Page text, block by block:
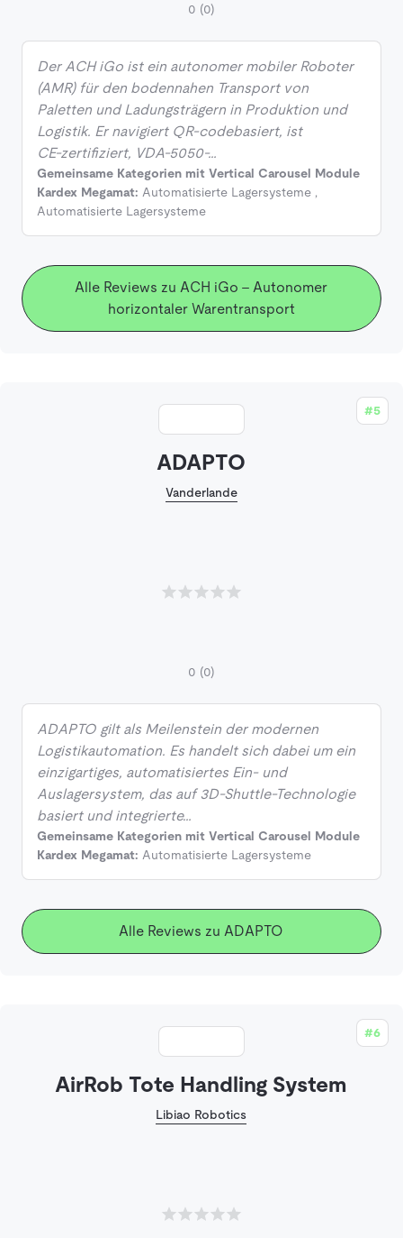
0 (0)
Der ACH iGo ist ein autonomer mobiler Roboter
(AMR) für den bodennahen Transport von
Paletten und Ladungsträgern in Produktion und
Logistik. Er navigiert QR‑codebasiert, ist
CE‑zertifiziert, VDA‑5050‑…
Gemeinsame Kategorien mit Vertical Carousel Module
Kardex Megamat: Automatisierte Lagersysteme ,
Automatisierte Lagersysteme
Alle Reviews zu ACH iGo - Autonomer
horizontaler Warentransport
#5
ADAPTO
Vanderlande
0 (0)
ADAPTO gilt als Meilenstein der modernen
Logistikautomation. Es handelt sich dabei um ein
einzigartiges, automatisiertes Ein- und
Auslagersystem, das auf 3D-Shuttle-Technologie
basiert und integrierte…
Gemeinsame Kategorien mit Vertical Carousel Module
Kardex Megamat: Automatisierte Lagersysteme
Alle Reviews zu ADAPTO
#6
AirRob Tote Handling System
Libiao Robotics